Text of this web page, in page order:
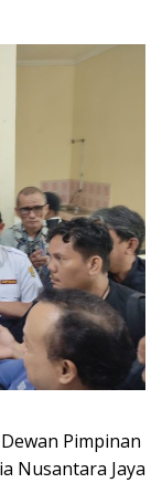
Pimpinan
Nusantara Jaya